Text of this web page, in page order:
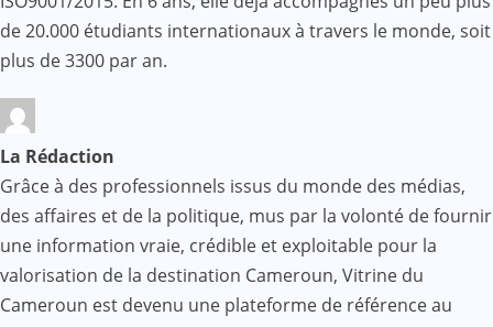
de 20.000 étudiants internationaux à travers le monde, soit
plus de 3300 par an.
La Rédaction
Grâce à des professionnels issus du monde des médias,
des affaires et de la politique, mus par la volonté de fournir
une information vraie, crédible et exploitable pour la
valorisation de la destination Cameroun, Vitrine du
Cameroun est devenu une plateforme de référence au